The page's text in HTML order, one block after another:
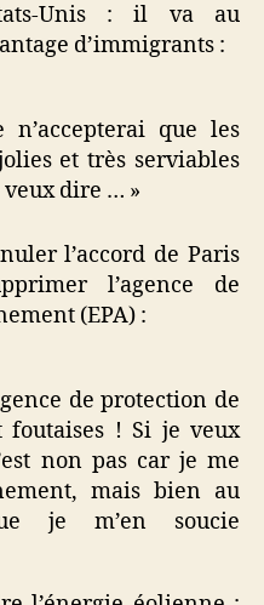
Unis : il va au
d’immigrants :
n’accepterai que les
et très serviables
veux dire … »
l’accord de Paris
l’agence de
(EPA) :
de protection de
foutaises ! Si je veux
non pas car je me
mais bien au
je m’en soucie